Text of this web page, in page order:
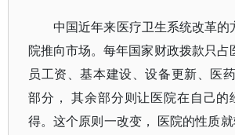
中国近年来医疗卫生系统改革的
院推向市场。每年国家财政拨款只占
员工资、基本建设、设备更新、医
部分， 其余部分则让医院在自己的
得。这个原则一改变， 医院的性质